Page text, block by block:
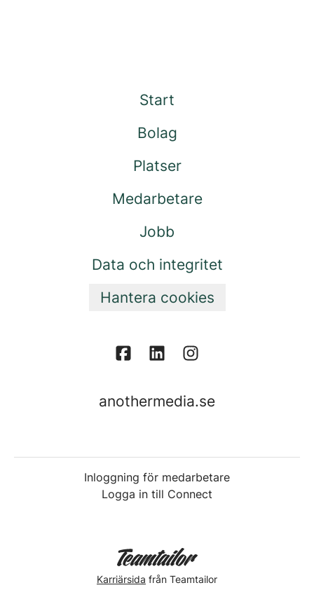
Start
Bolag
Platser
Medarbetare
Jobb
Data och integritet
Hantera cookies
anothermedia.se
Inloggning för medarbetare
Logga in till Connect
Karriärsida från Teamtailor